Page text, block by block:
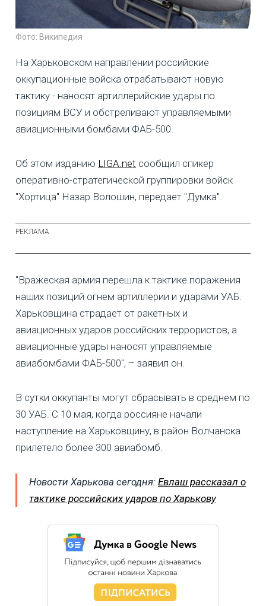
Фото: Википедия
На Харьковском направлении российские
оккупационные войска отрабатывают новую
тактику - наносят артиллерийские удары по
позициям ВСУ и обстреливают управляемыми
авиационными бомбами ФАБ-500.
Об этом изданию LIGA.net сообщил спикер
оперативно-стратегической группировки войск
"Хортица" Назар Волошин, передает "Думка".
"Вражеская армия перешла к тактике поражения
наших позиций огнем артиллерии и ударами УАБ.
Харьковщина страдает от ракетных и
авиационных ударов российских террористов, а
авиационные удары наносят управляемые
авиабомбами ФАБ-500", – заявил он.
В сутки оккупанты могут сбрасывать в среднем по
30 УАБ. С 10 мая, когда россияне начали
наступление на Харьковщину, в район Волчанска
прилетело более 300 авиабомб.
Новости Харькова сегодня: Евлаш рассказал о
тактике российских ударов по Харькову